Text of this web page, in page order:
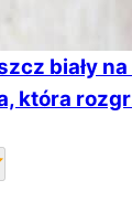
biały
która